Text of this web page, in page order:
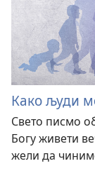
Како људи
Свето писмо
Богу живети
жели да